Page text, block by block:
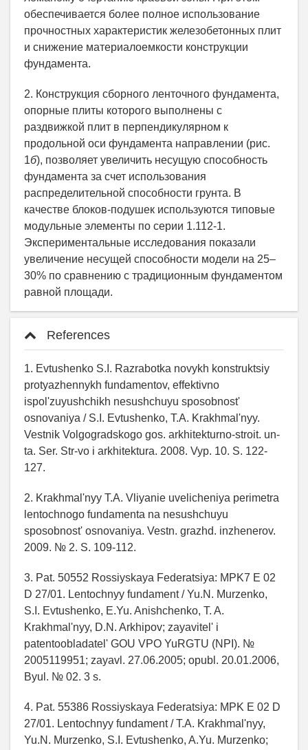
обеспечивается более полное использование
прочностных характеристик железобетонных плит
и снижение материалоемкости конструкции
фундамента.
2. Конструкция сборного ленточного фундамента,
опорные плиты которого выполнены с
раздвижкой плит в перпендикулярном к
продольной оси фундамента направлении (рис.
1б), позволяет увеличить несущую способность
фундамента за счет использования
распределительной способности грунта. В
качестве блоков-подушек используются типовые
модульные элементы по серии 1.112-1.
Экспериментальные исследования показали
увеличение несущей способности модели на 25–
30% по сравнению с традиционным фундаментом
равной площади.
References
1. Evtushenko S.I. Razrabotka novykh konstruktsiy
protyazhennykh fundamentov, effektivno
ispol'zuyushchikh nesushchuyu sposobnost'
osnovaniya / S.I. Evtushenko, T.A. Krakhmal'nyy.
Vestnik Volgogradskogo gos. arkhitekturno-stroit. un-
ta. Ser. Str-vo i arkhitektura. 2008. Vyp. 10. S. 122-
127.
2. Krakhmal'nyy T.A. Vliyanie uvelicheniya perimetra
lentochnogo fundamenta na nesushchuyu
sposobnost' osnovaniya. Vestn. grazhd. inzhenerov.
2009. № 2. S. 109-112.
3. Pat. 50552 Rossiyskaya Federatsiya: MPK7 E 02
D 27/01. Lentochnyy fundament / Yu.N. Murzenko,
S.I. Evtushenko, E.Yu. Anishchenko, T. A.
Krakhmal'nyy, D.N. Arkhipov; zayavitel' i
patentoobladatel' GOU VPO YuRGTU (NPI). №
2005119951; zayavl. 27.06.2005; opubl. 20.01.2006,
Byul. № 02. 3 s.
4. Pat. 55386 Rossiyskaya Federatsiya: MPK E 02 D
27/01. Lentochnyy fundament / T.A. Krakhmal'nyy,
Yu.N. Murzenko, S.I. Evtushenko, A.Yu. Murzenko;